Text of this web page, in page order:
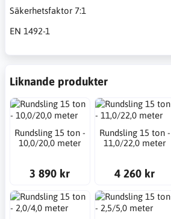
Säkerhetsfaktor 7:1
EN 1492-1
Liknande produkter
Rundsling 15 ton -
10,0/20,0 meter
3 890 kr
Rundsling 15 ton -
11,0/22,0 meter
4 260 kr